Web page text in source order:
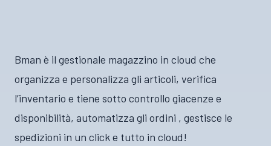
Bman è il gestionale magazzino in cloud che
organizza e personalizza gli articoli, verifica
l’inventario e tiene sotto controllo giacenze e
disponibilità, automatizza gli ordini , gestisce le
spedizioni in un click e tutto in cloud!